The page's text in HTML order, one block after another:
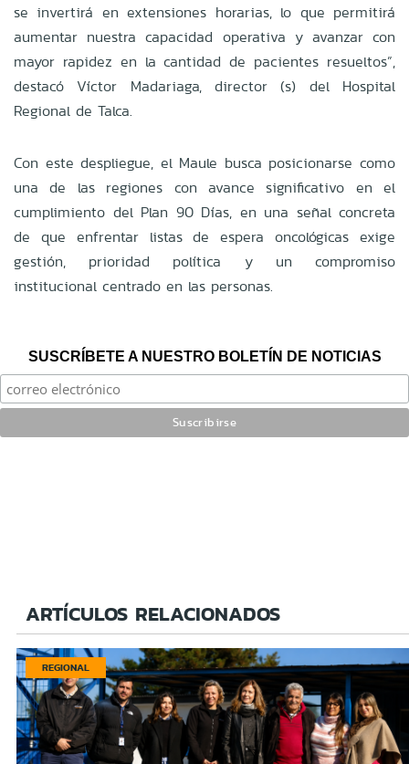
se invertirá en extensiones horarias, lo que permitirá
aumentar nuestra capacidad operativa y avanzar con
mayor rapidez en la cantidad de pacientes resueltos”,
destacó Víctor Madariaga, director (s) del Hospital
Regional de Talca.
Con este despliegue, el Maule busca posicionarse como
una de las regiones con avance significativo en el
cumplimiento del Plan 90 Días, en una señal concreta
de que enfrentar listas de espera oncológicas exige
gestión, prioridad política y un compromiso
institucional centrado en las personas.
SUSCRÍBETE A NUESTRO BOLETÍN DE NOTICIAS
ARTÍCULOS RELACIONADOS
REGIONAL